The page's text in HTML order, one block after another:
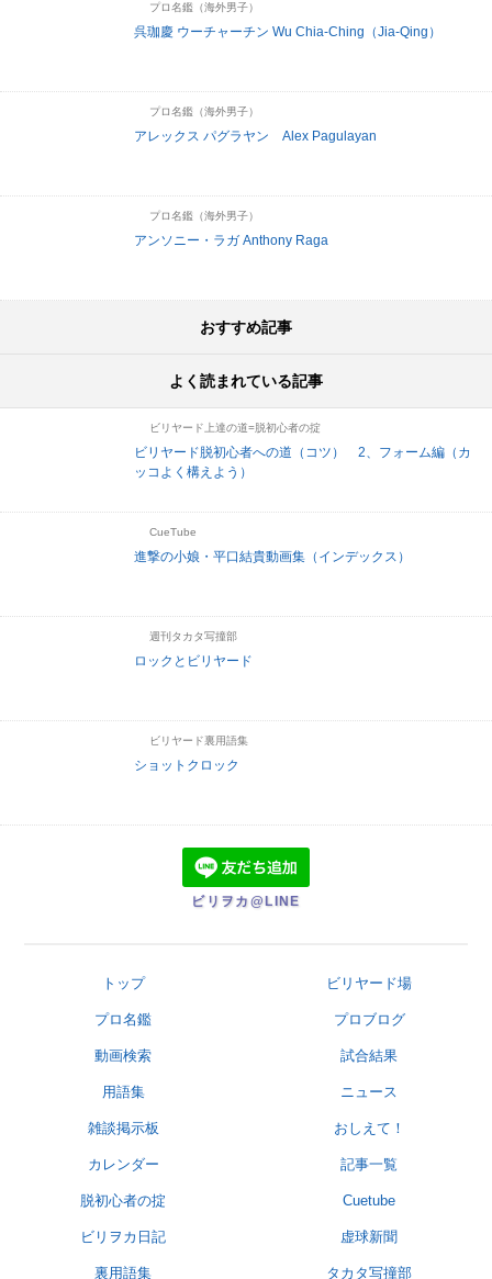
プロ名鑑（海外男子）
呉珈慶 ウーチャーチン Wu Chia-Ching（Jia-Qing）
プロ名鑑（海外男子）
アレックス パグラヤン Alex Pagulayan
プロ名鑑（海外男子）
アンソニー・ラガ Anthony Raga
おすすめ記事
よく読まれている記事
ビリヤード上達の道=脱初心者の掟
ビリヤード脱初心者への道（コツ） 2、フォーム編（カ
ッコよく構えよう）
CueTube
進撃の小娘・平口結貴動画集（インデックス）
週刊タカタ写撞部
ロックとビリヤード
ビリヤード裏用語集
ショットクロック
ビリヲカ@LINE
トップ ビリヤード場
プロ名鑑 プロブログ
動画検索 試合結果
用語集 ニュース
雑談掲示板 おしえて！
カレンダー 記事一覧
脱初心者の掟 Cuetube
ビリヲカ日記 虚球新聞
裏用語集 タカタ写撞部